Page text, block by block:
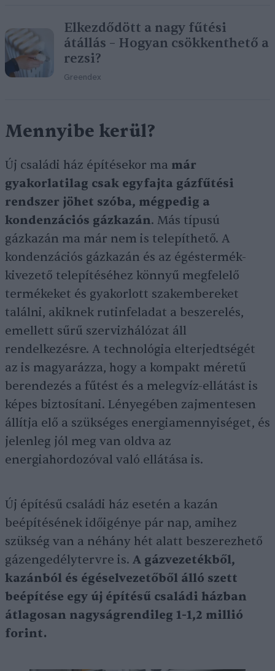
Elkezdődött a nagy fűtési
átállás – Hogyan csökkenthető a
rezsi?
Greendex
Mennyibe kerül?
Új családi ház építésekor ma már
gyakorlatilag csak egyfajta gázfűtési
rendszer jöhet szóba, mégpedig a
kondenzációs gázkazán. Más típusú
gázkazán ma már nem is telepíthető. A
kondenzációs gázkazán és az égéstermék-
kivezető telepítéséhez könnyű megfelelő
termékeket és gyakorlott szakembereket
találni, akiknek rutinfeladat a beszerelés,
emellett sűrű szervizhálózat áll
rendelkezésre. A technológia elterjedtségét
az is magyarázza, hogy a kompakt méretű
berendezés a fűtést és a melegvíz-ellátást is
képes biztosítani. Lényegében zajmentesen
állítja elő a szükséges energiamennyiséget, és
jelenleg jól meg van oldva az
energiahordozóval való ellátása is.
Új építésű családi ház esetén a kazán
beépítésének időigénye pár nap, amihez
szükség van a néhány hét alatt beszerezhető
gázengedélytervre is. A gázvezetékből,
kazánból és égéselvezetőből álló szett
beépítése egy új építésű családi házban
átlagosan nagyságrendileg 1-1,2 millió
forint.